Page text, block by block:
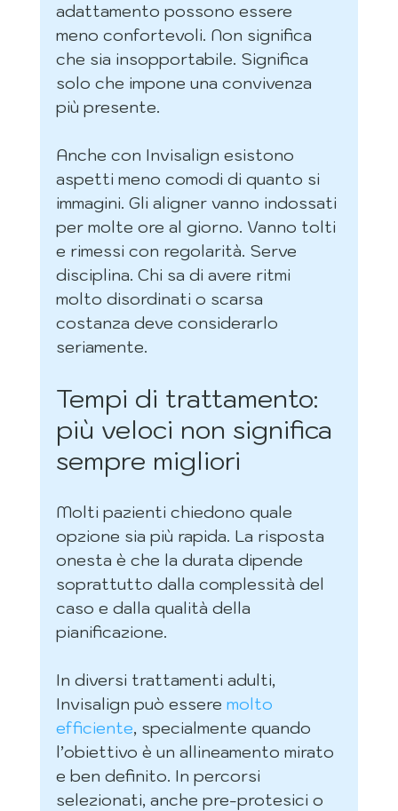
adattamento possono essere
meno confortevoli. Non significa
che sia insopportabile. Significa
solo che impone una convivenza
più presente.
Anche con Invisalign esistono
aspetti meno comodi di quanto si
immagini. Gli aligner vanno indossati
per molte ore al giorno. Vanno tolti
e rimessi con regolarità. Serve
disciplina. Chi sa di avere ritmi
molto disordinati o scarsa
costanza deve considerarlo
seriamente.
Tempi di trattamento:
più veloci non significa
sempre migliori
Molti pazienti chiedono quale
opzione sia più rapida. La risposta
onesta è che la durata dipende
soprattutto dalla complessità del
caso e dalla qualità della
pianificazione.
In diversi trattamenti adulti,
Invisalign può essere molto
efficiente, specialmente quando
l’obiettivo è un allineamento mirato
e ben definito. In percorsi
selezionati, anche pre-protesici o